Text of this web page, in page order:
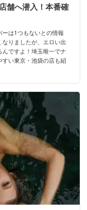
舗へ潜入！本番確
は1つもないとの情報
りましたが、エロい出
ですよ！埼玉唯一でナ
い東京・池袋の店も紹